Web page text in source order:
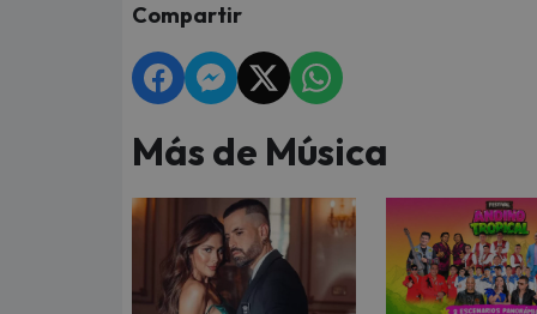
Compartir
Más de Música